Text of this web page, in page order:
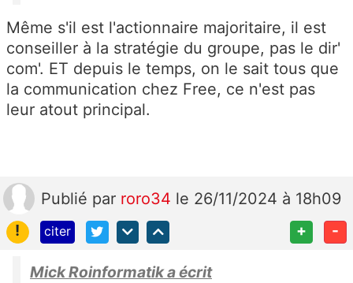
Même s'il est l'actionnaire majoritaire, il est
conseiller à la stratégie du groupe, pas le dir'
com'. ET depuis le temps, on le sait tous que
la communication chez Free, ce n'est pas
leur atout principal.
Publié par roro34 le 26/11/2024 à 18h09
!
citer + -
Mick Roinformatik a écrit